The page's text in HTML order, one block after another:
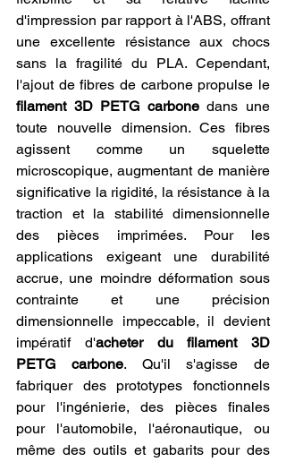
d'impression par rapport à l'ABS, offrant
une excellente résistance aux chocs
sans la fragilité du PLA. Cependant,
filament 3D PETG carbone dans une
toute nouvelle dimension. Ces fibres
agissent comme un squelette
microscopique, augmentant de manière
significative la rigidité, la résistance à la
traction et la stabilité dimensionnelle
des pièces imprimées. Pour les
applications exigeant une durabilité
accrue, une moindre déformation sous
contrainte et une précision
dimensionnelle impeccable, il devient
impératif d'acheter du filament 3D
PETG carbone. Qu'il s'agisse de
fabriquer des prototypes fonctionnels
pour l'ingénierie, des pièces finales
pour l'automobile, l'aéronautique, ou
même des outils et gabarits pour des